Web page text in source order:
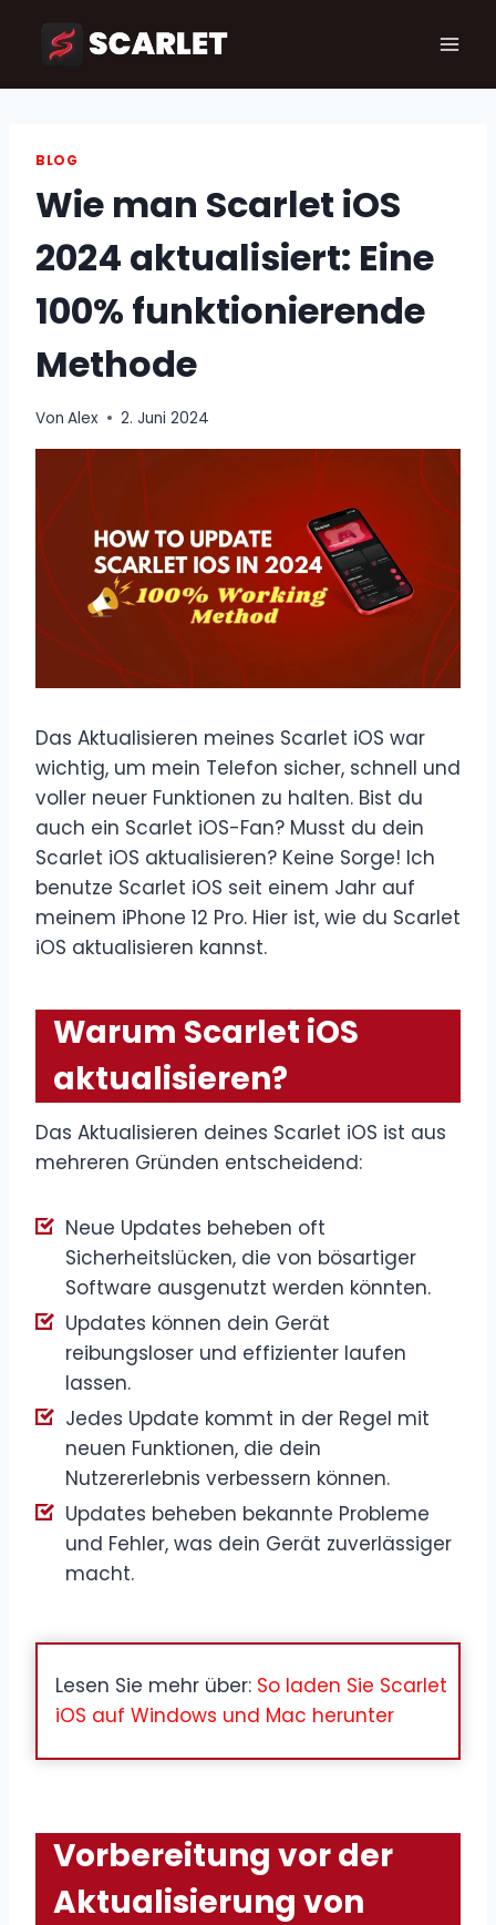
Inhalt
BLOG
Wie man Scarlet iOS
2024 aktualisiert: Eine
100% funktionierende
Methode
Von Alex 2. Juni 2024
Das Aktualisieren meines Scarlet iOS war
wichtig, um mein Telefon sicher, schnell und
voller neuer Funktionen zu halten. Bist du
auch ein Scarlet iOS-Fan? Musst du dein
Scarlet iOS aktualisieren? Keine Sorge! Ich
benutze Scarlet iOS seit einem Jahr auf
meinem iPhone 12 Pro. Hier ist, wie du Scarlet
iOS aktualisieren kannst.
Warum Scarlet iOS
aktualisieren?
Das Aktualisieren deines Scarlet iOS ist aus
mehreren Gründen entscheidend:
Neue Updates beheben oft
Sicherheitslücken, die von bösartiger
Software ausgenutzt werden könnten.
Updates können dein Gerät
reibungsloser und effizienter laufen
lassen.
Jedes Update kommt in der Regel mit
neuen Funktionen, die dein
Nutzererlebnis verbessern können.
Updates beheben bekannte Probleme
und Fehler, was dein Gerät zuverlässiger
macht.
Lesen Sie mehr über: So laden Sie Scarlet
iOS auf Windows und Mac herunter
Vorbereitung vor der
Aktualisierung von